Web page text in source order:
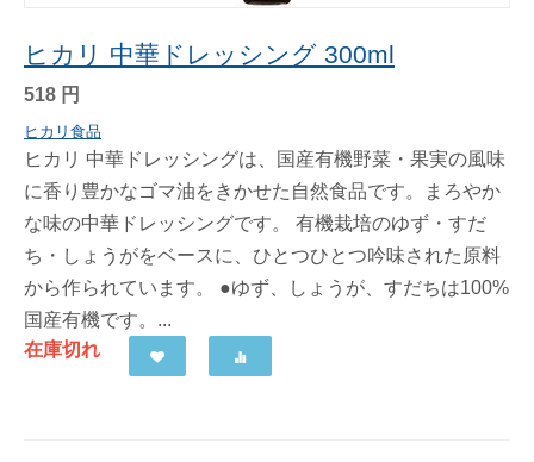
ヒカリ 中華ドレッシング 300ml
518 円
ヒカリ食品
ヒカリ 中華ドレッシングは、国産有機野菜・果実の風味
に香り豊かなゴマ油をきかせた自然食品です。まろやか
な味の中華ドレッシングです。 有機栽培のゆず・すだ
ち・しょうがをベースに、ひとつひとつ吟味された原料
から作られています。 ●ゆず、しょうが、すだちは100%
国産有機です。...
在庫切れ